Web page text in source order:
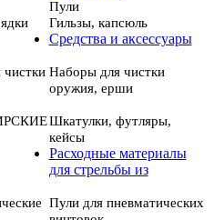
Пули
Гильзы, капсюль
Средства и аксессуары
чистки Наборы для чистки
оружия, ерши
Шкатулки, футляры,
кейсы
Расходные материалы
для стрельбы из
Пули для пневматических